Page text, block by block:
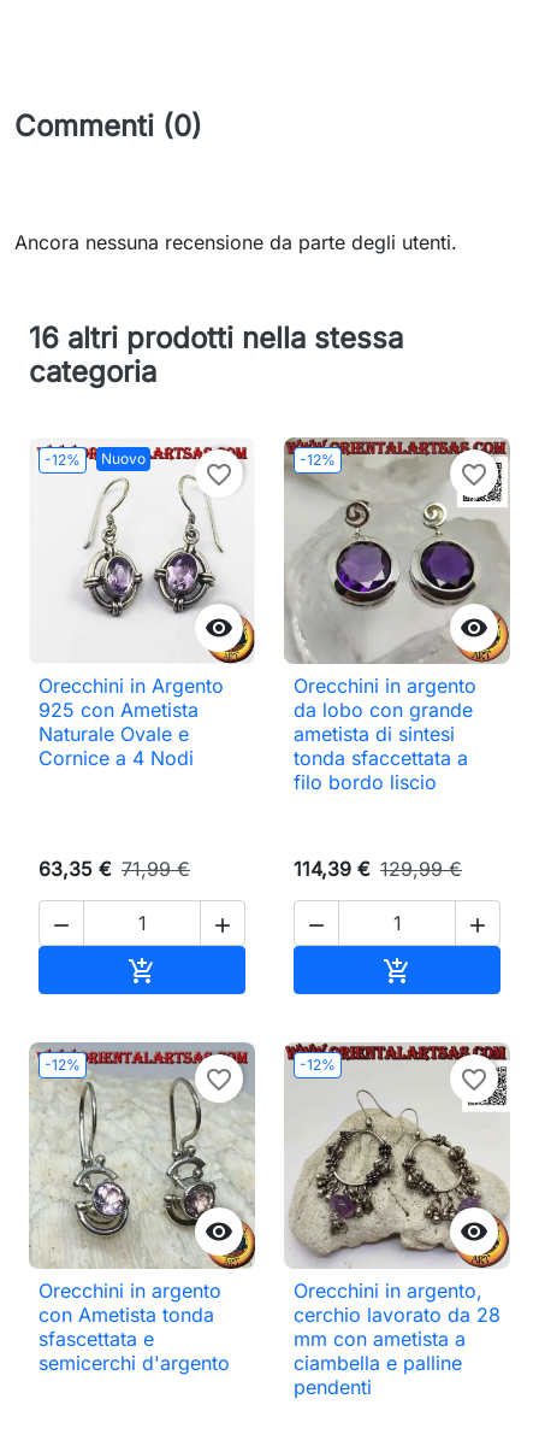
Commenti (0)
Ancora nessuna recensione da parte degli utenti.
16 altri prodotti nella stessa
categoria
-12% Nuovo

favorite_border
Orecchini in Argento
925 con Ametista
Naturale Ovale e
Cornice a 4 Nodi
63,35 € 71,99 €
 

-12%

favorite_border
Orecchini in argento
da lobo con grande
ametista di sintesi
tonda sfaccettata a
filo bordo liscio
114,39 € 129,99 €
 

-12%

favorite_border
Orecchini in argento
con Ametista tonda
sfascettata e
semicerchi d'argento
-12%

favorite_border
Orecchini in argento,
cerchio lavorato da 28
mm con ametista a
ciambella e palline
pendenti